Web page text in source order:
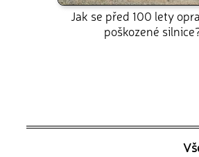
Jak se před 100 lety
poškozené